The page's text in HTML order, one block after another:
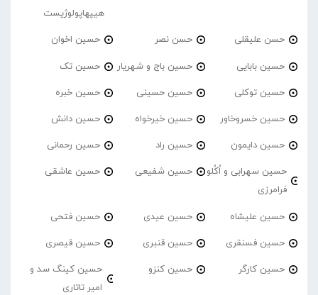
هیپهاپولوژیست
حسن علیقلی حسن نصر حسین اخوان
حسین بابایی حسین باج و شهریار حسین تک
حسین توکلی حسین حسینی حسین خبره
حسین خسروخاور حسین خیرخواه حسین دانش
حسین دایمون حسین راد حسین رحمانی
حسین سهرابی و اُکُلو
فرامرزی
حسین شفیعی حسین عاشقی
حسین علیشاه حسین عیدی حسین فتحی
حسین فسنقری حسین قنبری حسین قیصری
حسین کارگر حسین کنزو
حسین کینگ سد و
امیر تاتاری